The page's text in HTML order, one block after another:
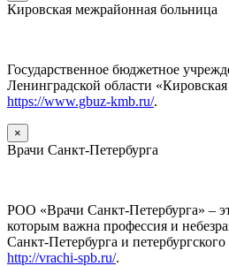
Кировская межрайонная больница
Государственное бюджетное
Ленинградской области
https://www.gbuz-kmb.ru/.
×
Врачи Санкт-Петербурга
РОО «Врачи Санкт-Петербурга» –
которым важна профессия и
Санкт-Петербурга и
http://vrachi-spb.ru/.